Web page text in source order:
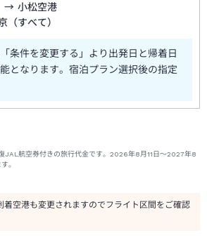
→ 小松空港
（すべて）
条件を変更する」より出発日と帰着日
となります。宿泊プラン選択後の指定
JAL航空券付きの旅行代金です。2026年8月11日～2027年8
。
着空港も変更されますのでフライト区間をご確認